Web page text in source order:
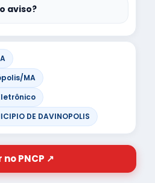
aviso?
MA
DE DAVINOPOLIS
no PNCP ↗